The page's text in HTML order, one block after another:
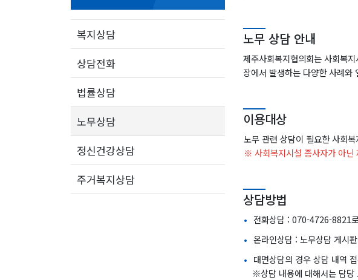
복지상담
상담전화
법률상담
노무상담
정신건강상담
주거복지상담
노무 상담 안내
제주사회복지협의회는 사회복
장에서 발생하는 다양한 사례와
이용대상
노무 관련 상담이 필요한 사회
※ 사회복지시설 종사자가 아닌
상담방법
전화상담 : 070-4726-8821
온라인상담 : 노무상담 게시
대면상담의 경우 상담 내역
※상담 내용에 대해서는 담당